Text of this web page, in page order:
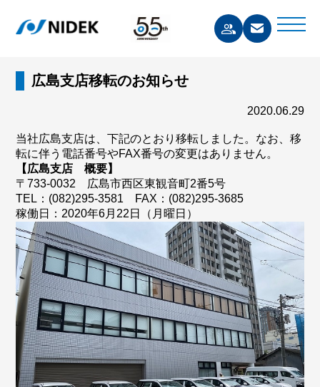
広島支店移転のお知らせ
2020.06.29
当社広島支店は、下記のとおり移転しました。なお、移
転に伴う電話番号やFAX番号の変更はありません。
【広島支店 概要】
〒733-0032 広島市西区東観音町2番5号
TEL：(082)295-3581 FAX：(082)295-3685
稼働日：2020年6月22日（月曜日）